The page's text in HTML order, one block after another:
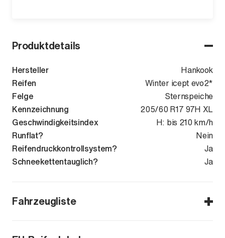
Produktdetails
Hersteller
Hankook
Reifen
Winter icept evo2*
Felge
Sternspeiche
Kennzeichnung
205/60 R17 97H XL
Geschwindigkeitsindex
H: bis 210 km/h
Runflat?
Nein
Reifendruckkontrollsystem?
Ja
Schneekettentauglich?
Ja
Fahrzeugliste